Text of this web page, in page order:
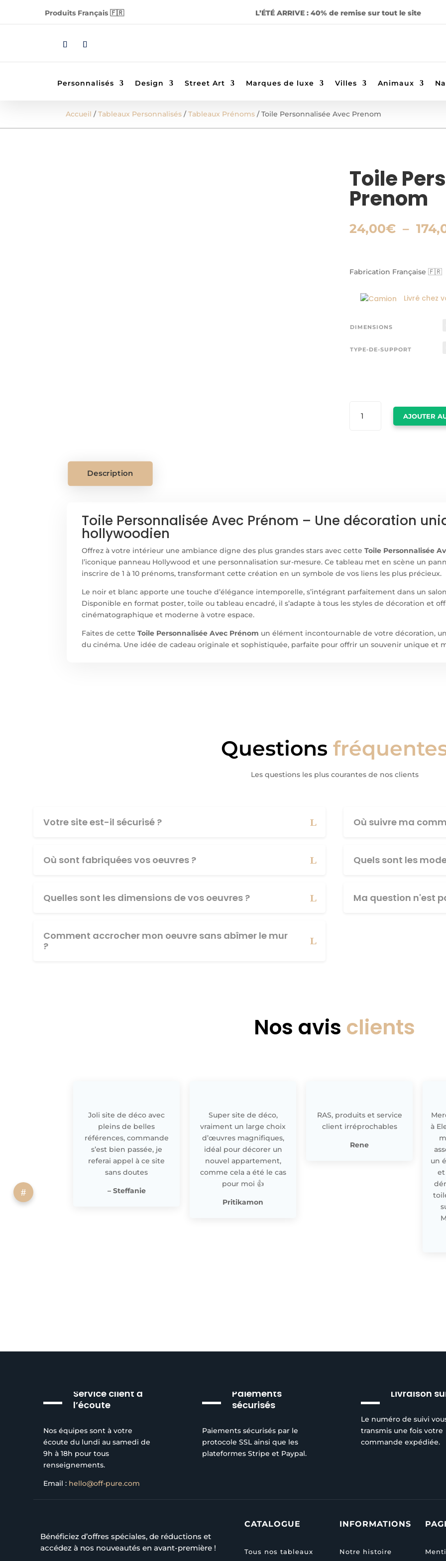
Produits Français 🇫🇷 L’ÉTÉ ARRIVE : 40% de remise sur tout le site
Personnalisés Design Street Art Marques de luxe Villes Animaux
Accueil /Tableaux Personnalisés /Tableaux Prénoms / Toile Personnalisée Avec Prenom
Toile
Prenom
24,00€ –
Fabrication Française 🇫🇷
Livré chez
DIMENSIONS
TYPE-DE-SUPPORT
AJOUTER
Description
Toile Personnalisée Avec Prénom – Une décoration
hollywoodien
Offrez à votre intérieur une ambiance digne des plus grandes stars avec cetteToile Personnalisée
l’iconique panneau Hollywood et une personnalisation sur-mesure. Ce tableau met en scène un
inscrire de 1 à 10 prénoms, transformant cette création en un symbole de vos liens les plus précieux.
Le noir et blanc apporte une touche d’élégance intemporelle, s’intégrant parfaitement dans un
Disponible en format poster, toile ou tableau encadré, il s’adapte à tous les styles de décoration et
cinématographique et moderne à votre espace.
Faites de cetteToile Personnalisée Avec Prénom un élément incontournable de votre décoration,
du cinéma. Une idée de cadeau originale et sophistiquée, parfaite pour offrir un souvenir unique et
Questions
Les questions les plus courantes de nos clients
Votre site est-il sécurisé ?
Où sont fabriquées vos oeuvres ?
Quelles sont les dimensions de vos oeuvres ?
Comment accrocher mon oeuvre sans abîmer le mur
?
Où suivre ma
Quels sont les
Ma question n'est
Nos avis clients
Joli site de déco avec
pleins de belles
références, commande
s’est bien passée, je
referai appel à ce site
sans doutes
– Steffanie
Super site de déco,
vraiment un large choix
d’œuvres magnifiques,
idéal pour décorer un
nouvel appartement,
comme cela a été le cas
pour moi 👍
Pritikamon
RAS, produits et service
client irréprochables
Rene
à
un
et
Service client à
l’écoute
Nos équipes sont à votre
écoute du lundi au samedi de
9h à 18h pour tous
renseignements.
Email : hello@off-pure.com
Paiements
sécurisés
Paiements sécurisés par le
protocole SSL ainsi que les
plateformes Stripe et Paypal.
Livraison
Le numéro de suivi
transmis une fois votre
commande expédiée.
Bénéficiez d’offres spéciales, de réductions et
accédez à nos nouveautés en avant-première !
CATALOGUE
Tous nos tableaux
INFORMATIONS
Notre histoire